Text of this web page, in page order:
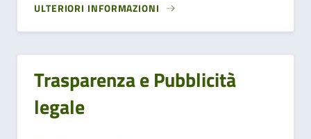
ULTERIORI INFORMAZIONI
Trasparenza e Pubblicità
legale